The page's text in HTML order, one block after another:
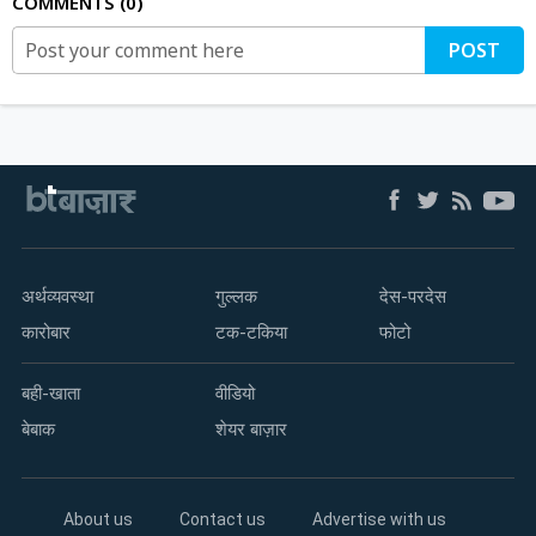
POST
अर्थव्यवस्था
कारोबार
गुल्लक
टक-टकिया
देस-परदेस
फोटो
बही-खाता
बेबाक
वीडियो
शेयर बाज़ार
About us Contact us Advertise with us